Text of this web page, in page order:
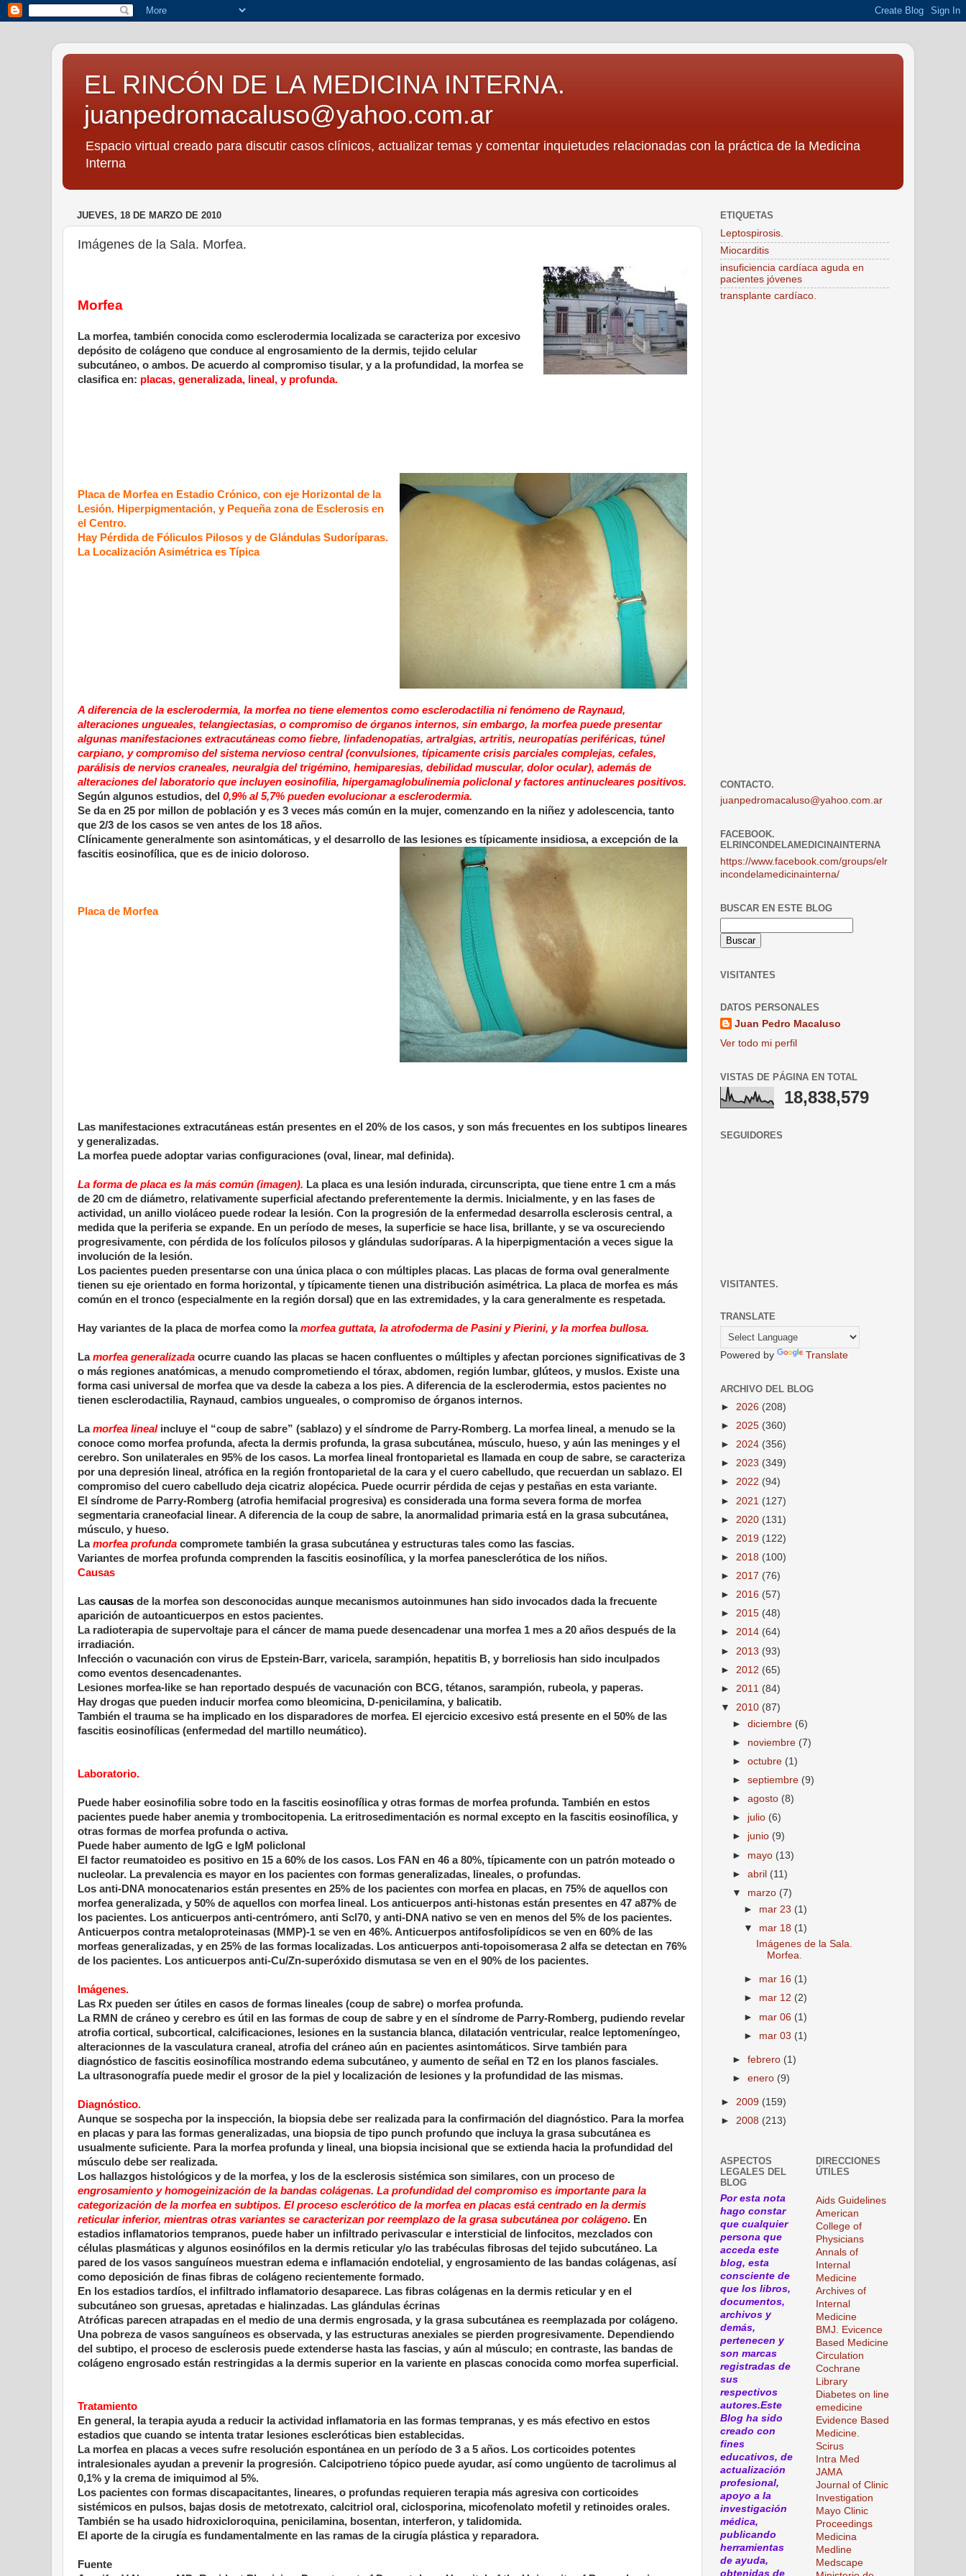
EL RINCÓN DE LA MEDICINA INTERNA.
juanpedromacaluso@yahoo.com.ar
Espacio virtual creado para discutir casos clínicos, actualizar temas y comentar inquietudes relacionadas con la práctica de la Medicina
Interna
JUEVES, 18 DE MARZO DE 2010
Imágenes de la Sala. Morfea.
Morfea
La morfea, también conocida como esclerodermia localizada se caracteriza por excesivo
depósito de colágeno que conduce al engrosamiento de la dermis, tejido celular
subcutáneo, o ambos. De acuerdo al compromiso tisular, y a la profundidad, la morfea se
clasifica en: placas, generalizada, lineal, y profunda.
Placa de Morfea en Estadio Crónico, con eje Horizontal de la
Lesión. Hiperpigmentación, y Pequeña zona de Esclerosis en
el Centro.
Hay Pérdida de Fóliculos Pilosos y de Glándulas Sudoríparas.
La Localización Asimétrica es Típica
A diferencia de la esclerodermia, la morfea no tiene elementos como esclerodactilia ni fenómeno de Raynaud,
alteraciones ungueales, telangiectasias, o compromiso de órganos internos, sin embargo, la morfea puede presentar
algunas manifestaciones extracutáneas como fiebre, linfadenopatías, artralgias, artritis, neuropatías periféricas, túnel
carpiano, y compromiso del sistema nervioso central (convulsiones, típicamente crisis parciales complejas, cefales,
parálisis de nervios craneales, neuralgia del trigémino, hemiparesias, debilidad muscular, dolor ocular), además de
alteraciones del laboratorio que incluyen eosinofilia, hipergamaglobulinemia policlonal y factores antinucleares positivos.
Según algunos estudios, del 0,9% al 5,7% pueden evolucionar a esclerodermia.
Se da en 25 por millon de población y es 3 veces más común en la mujer, comenzando en la niñez y adolescencia, tanto
que 2/3 de los casos se ven antes de los 18 años.
Clínicamente generalmente son asintomáticas, y el desarrollo de las lesiones es típicamente insidiosa, a excepción de la
fascitis eosinofílica, que es de inicio doloroso.
Placa de Morfea
Las manifestaciones extracutáneas están presentes en el 20% de los casos, y son más frecuentes en los subtipos lineares
y generalizadas.
La morfea puede adoptar varias configuraciones (oval, linear, mal definida).
La forma de placa es la más común (imagen). La placa es una lesión indurada, circunscripta, que tiene entre 1 cm a más
de 20 cm de diámetro, relativamente superficial afectando preferentemente la dermis. Inicialmente, y en las fases de
actividad, un anillo violáceo puede rodear la lesión. Con la progresión de la enfermedad desarrolla esclerosis central, a
medida que la periferia se expande. En un período de meses, la superficie se hace lisa, brillante, y se va oscureciendo
progresivamente, con pérdida de los folículos pilosos y glándulas sudoríparas. A la hiperpigmentación a veces sigue la
involución de la lesión.
Los pacientes pueden presentarse con una única placa o con múltiples placas. Las placas de forma oval generalmente
tienen su eje orientado en forma horizontal, y típicamente tienen una distribución asimétrica. La placa de morfea es más
común en el tronco (especialmente en la región dorsal) que en las extremidades, y la cara generalmente es respetada.
Hay variantes de la placa de morfea como lamorfea guttata, la atrofoderma de Pasini y Pierini, y la morfea bullosa.
Lamorfea generalizada ocurre cuando las placas se hacen confluentes o múltiples y afectan porciones significativas de 3
o más regiones anatómicas, a menudo comprometiendo el tórax, abdomen, región lumbar, glúteos, y muslos. Existe una
forma casi universal de morfea que va desde la cabeza a los pies. A diferencia de la esclerodermia, estos pacientes no
tienen esclerodactilia, Raynaud, cambios ungueales, o compromiso de órganos internos.
Lamorfea linealincluye el “coup de sabre” (sablazo) y el síndrome de Parry-Romberg. La morfea lineal, a menudo se la
conoce como morfea profunda, afecta la dermis profunda, la grasa subcutánea, músculo, hueso, y aún las meninges y el
cerebro. Son unilaterales en 95% de los casos. La morfea lineal frontoparietal es llamada en coup de sabre, se caracteriza
por una depresión lineal, atrófica en la región frontoparietal de la cara y el cuero cabelludo, que recuerdan un sablazo. El
compromiso del cuero cabelludo deja cicatriz alopécica. Puede ocurrir pérdida de cejas y pestañas en esta variante.
El síndrome de Parry-Romberg (atrofia hemifacial progresiva) es considerada una forma severa forma de morfea
segmentaria craneofacial linear. A diferencia de la coup de sabre, la anormalidad primaria está en la grasa subcutánea,
músculo, y hueso.
Lamorfea profunda compromete también la grasa subcutánea y estructuras tales como las fascias.
Variantes de morfea profunda comprenden la fascitis eosinofílica, y la morfea panesclerótica de los niños.
Causas
Las causas de la morfea son desconocidas aunque mecanismos autoinmunes han sido invocados dada la frecuente
aparición de autoanticuerpos en estos pacientes.
La radioterapia de supervoltaje para el cáncer de mama puede desencadenar una morfea 1 mes a 20 años después de la
irradiación.
Infección o vacunación con virus de Epstein-Barr, varicela, sarampión, hepatitis B, y borreliosis han sido inculpados
como eventos desencadenantes.
Lesiones morfea-like se han reportado después de vacunación con BCG, tétanos, sarampión, rubeola, y paperas.
Hay drogas que pueden inducir morfea como bleomicina, D-penicilamina, y balicatib.
También el trauma se ha implicado en los disparadores de morfea. El ejercicio excesivo está presente en el 50% de las
fascitis eosinofílicas (enfermedad del martillo neumático).
Laboratorio.
Puede haber eosinofilia sobre todo en la fascitis eosinofílica y otras formas de morfea profunda. También en estos
pacientes puede haber anemia y trombocitopenia. La eritrosedimentación es normal excepto en la fascitis eosinofílica, y
otras formas de morfea profunda o activa.
Puede haber aumento de IgG e IgM policlonal
El factor reumatoideo es positivo en 15 a 60% de los casos. Los FAN en 46 a 80%, típicamente con un patrón moteado o
nucleolar. La prevalencia es mayor en los pacientes con formas generalizadas, lineales, o profundas.
Los anti-DNA monocatenarios están presentes en 25% de los pacientes con morfea en placas, en 75% de aquellos con
morfea generalizada, y 50% de aquellos con morfea lineal. Los anticuerpos anti-histonas están presentes en 47 a87% de
los pacientes. Los anticuerpos anti-centrómero, anti Scl70, y anti-DNA nativo se ven en menos del 5% de los pacientes.
Anticuerpos contra metaloproteinasas (MMP)-1 se ven en 46%. Anticuerpos antifosfolipídicos se ven en 60% de las
morfeas generalizadas, y en 25% de las formas localizadas. Los anticuerpos anti-topoisomerasa 2 alfa se detectan en 76%
de los pacientes. Los anticuerpos anti-Cu/Zn-superóxido dismutasa se ven en el 90% de los pacientes.
Imágenes.
Las Rx pueden ser útiles en casos de formas lineales (coup de sabre) o morfea profunda.
La RMN de cráneo y cerebro es útil en las formas de coup de sabre y en el síndrome de Parry-Romberg, pudiendo revelar
atrofia cortical, subcortical, calcificaciones, lesiones en la sustancia blanca, dilatación ventricular, realce leptomeníngeo,
alteracionnes de la vasculatura craneal, atrofia del cráneo aún en pacientes asintomáticos. Sirve también para
diagnóstico de fascitis eosinofílica mostrando edema subcutáneo, y aumento de señal en T2 en los planos fasciales.
La ultrasonografía puede medir el grosor de la piel y localización de lesiones y la profundidad de las mismas.
Diagnóstico.
Aunque se sospecha por la inspección, la biopsia debe ser realizada para la confirmación del diagnóstico. Para la morfea
en placas y para las formas generalizadas, una biopsia de tipo punch profundo que incluya la grasa subcutánea es
usualmente suficiente. Para la morfea profunda y lineal, una biopsia incisional que se extienda hacia la profundidad del
músculo debe ser realizada.
Los hallazgos histológicos y de la morfea, y los de la esclerosis sistémica son similares, con un proceso de
engrosamiento y homogeinización de la bandas colágenas. La profundidad del compromiso es importante para la
categorización de la morfea en subtipos. El proceso esclerótico de la morfea en placas está centrado en la dermis
reticular inferior, mientras otras variantes se caracterizan por reemplazo de la grasa subcutánea por colágeno. En
estadios inflamatorios tempranos, puede haber un infiltrado perivascular e intersticial de linfocitos, mezclados con
células plasmáticas y algunos eosinófilos en la dermis reticular y/o las trabéculas fibrosas del tejido subcutáneo. La
pared de los vasos sanguíneos muestran edema e inflamación endotelial, y engrosamiento de las bandas colágenas, así
como deposición de finas fibras de colágeno recientemente formado.
En los estadios tardíos, el infiltrado inflamatorio desaparece. Las fibras colágenas en la dermis reticular y en el
subcutáneo son gruesas, apretadas e hialinzadas. Las glándulas écrinas
Atróficas parecen atrapadas en el medio de una dermis engrosada, y la grasa subcutánea es reemplazada por colágeno.
Una pobreza de vasos sanguíneos es observada, y las estructuras anexiales se pierden progresivamente. Dependiendo
del subtipo, el proceso de esclerosis puede extenderse hasta las fascias, y aún al músculo; en contraste, las bandas de
colágeno engrosado están restringidas a la dermis superior en la variente en plascas conocida como morfea superficial.
Tratamiento
En general, la terapia ayuda a reducir la actividad inflamatoria en las formas tempranas, y es más efectivo en estos
estadios que cuando se intenta tratar lesiones escleróticas bien establecidas.
La morfea en placas a veces sufre resolución espontánea en un período de 3 a 5 años. Los corticoides potentes
intralesionales ayudan a prevenir la progresión. Calcipotrieno tópico puede ayudar, así como ungüento de tacrolimus al
0,1% y la crema de imiquimod al 5%.
Los pacientes con formas discapacitantes, lineares, o profundas requieren terapia más agresiva con corticoides
sistémicos en pulsos, bajas dosis de metotrexato, calcitriol oral, ciclosporina, micofenolato mofetil y retinoides orales.
También se ha usado hidroxicloroquina, penicilamina, bosentan, interferon, y talidomida.
El aporte de la cirugía es fundamentalmente en las ramas de la cirugía plástica y reparadora.
Fuente
ETIQUETAS
Leptospirosis.
Miocarditis
insuficiencia cardíaca aguda en
pacientes jóvenes
transplante cardíaco.
CONTACTO.
juanpedromacaluso@yahoo.com.ar
FACEBOOK.
ELRINCONDELAMEDICINAINTERNA
https://www.facebook.com/groups/elr
incondelamedicinainterna/
BUSCAR EN ESTE BLOG
VISITANTES
DATOS PERSONALES
Juan Pedro Macaluso
Ver todo mi perfil
VISTAS DE PÁGINA EN TOTAL
18,838,579
SEGUIDORES
VISITANTES.
TRANSLATE
Powered by Translate
ARCHIVO DEL BLOG
► 2026 (208)
► 2025 (360)
► 2024 (356)
► 2023 (349)
► 2022 (94)
► 2021 (127)
► 2020 (131)
► 2019 (122)
► 2018 (100)
► 2017 (76)
► 2016 (57)
► 2015 (48)
► 2014 (64)
► 2013 (93)
► 2012 (65)
► 2011 (84)
▼ 2010 (87)
►diciembre (6)
► noviembre (7)
►octubre (1)
►septiembre (9)
►agosto (8)
► julio (6)
► junio (9)
► mayo (13)
►abril (11)
▼ marzo (7)
► mar 23 (1)
▼ mar 18 (1)
Imágenes de la Sala.
Morfea.
► mar 16 (1)
► mar 12 (2)
► mar 06 (1)
► mar 03 (1)
►febrero (1)
►enero (9)
► 2009 (159)
► 2008 (213)
ASPECTOS
LEGALES DEL
BLOG
Por esta nota
hago constar
que cualquier
persona que
acceda este
blog, esta
consciente de
que los libros,
documentos,
archivos y
demás,
pertenecen y
son marcas
registradas de
sus
respectivos
autores.Este
Blog ha sido
creado con
fines
educativos, de
actualización
profesional,
apoyo a la
investigación
médica,
publicando
herramientas
de ayuda,
obtenidas de
DIRECCIONES
ÚTILES
Aids Guidelines
American
College of
Physicians
Annals of
Internal
Medicine
Archives of
Internal
Medicine
BMJ. Evicence
Based Medicine
Circulation
Cochrane
Library
Diabetes on line
emedicine
Evidence Based
Medicine.
Scirus
Intra Med
JAMA
Journal of Clinic
Investigation
Mayo Clinic
Proceedings
Medicina
Medline
Medscape